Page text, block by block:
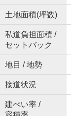
土地面積(坪数)
私道負担面積 /
セットバック
地目 / 地勢
接道状況
建ぺい率 /